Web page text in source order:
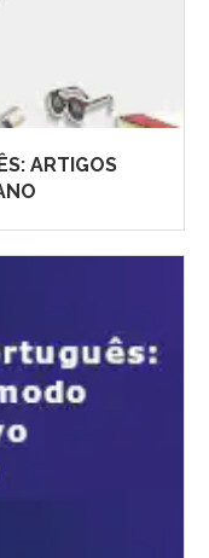
ARTIGOS